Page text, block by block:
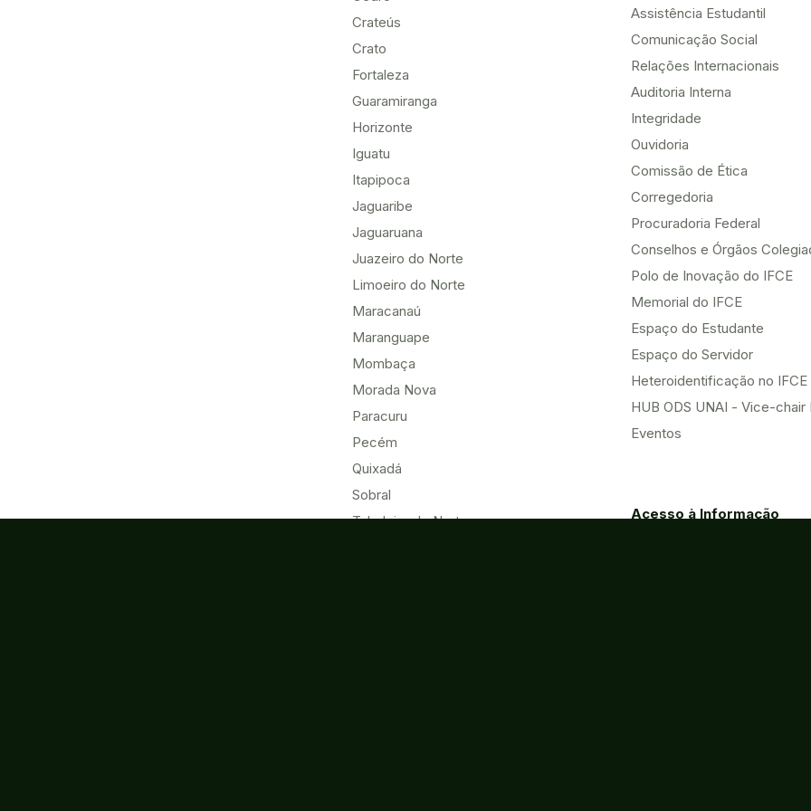
Crateús
Crato
Fortaleza
Guaramiranga
Horizonte
Iguatu
Itapipoca
Jaguaribe
Jaguaruana
Juazeiro do Norte
Limoeiro do Norte
Maracanaú
Maranguape
Mombaça
Morada Nova
Paracuru
Pecém
Quixadá
Sobral
Tabuleiro do Norte
Assistência Estudantil
Comunicação Social
Relações Internacionais
Auditoria Interna
Integridade
Ouvidoria
Comissão de Ética
Corregedoria
Procuradoria Federal
Conselhos e Órgãos
Polo de Inovação do IFCE
Memorial do IFCE
Espaço do Estudante
Espaço do Servidor
Heteroidentificação no IFCE
HUB ODS UNAI - Vice-chair
Eventos
Acesso à Informação